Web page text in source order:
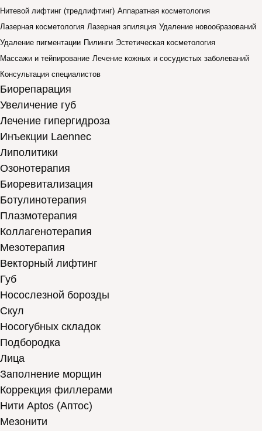
Нитевой лифтинг (тредлифтинг) Аппаратная косметология
Лазерная косметология Лазерная эпиляция Удаление новообразований
Удаление пигментации Пилинги Эстетическая косметология
Массажи и тейпирование Лечение кожных и сосудистых заболеваний
Консультация специалистов
Биорепарация
Увеличение губ
Лечение гипергидроза
Инъекции Laennec
Липолитики
Озонотерапия
Биоревитализация
Ботулинотерапия
Плазмотерапия
Коллагенотерапия
Мезотерапия
Векторный лифтинг
Губ
Носослезной борозды
Скул
Носогубных складок
Подбородка
Лица
Заполнение морщин
Коррекция филлерами
Нити Aptos (Аптос)
Мезонити